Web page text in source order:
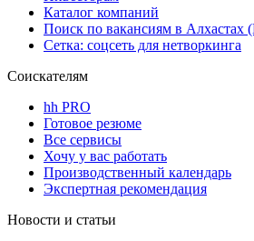
Каталог компаний
Поиск по вакансиям в Алхастах
Сетка: соцсеть для нетворкинга
Соискателям
hh PRO
Готовое резюме
Все сервисы
Хочу у вас работать
Производственный календарь
Экспертная рекомендация
Новости и статьи